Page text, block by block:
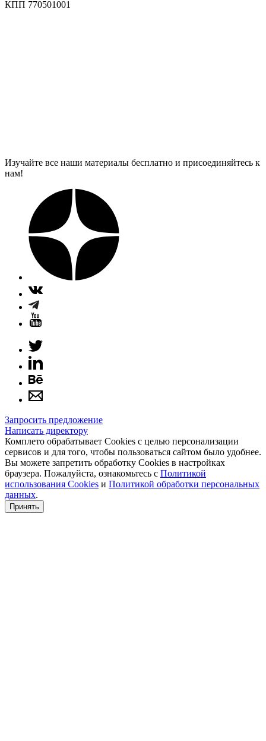
КПП 770501001
Изучайте все наши материалы бесплатно и присоединяйтесь к
нам!
Запросить предложение
Написать директору
Комплето обрабатывает Cookies с целью персонализации
сервисов и для того, чтобы пользоваться сайтом было удобнее.
Вы можете запретить обработку Cookies в настройках
браузера. Пожалуйста, ознакомьтесь с Политикой
использования Cookies и Политикой обработки персональных
данных.
Принять